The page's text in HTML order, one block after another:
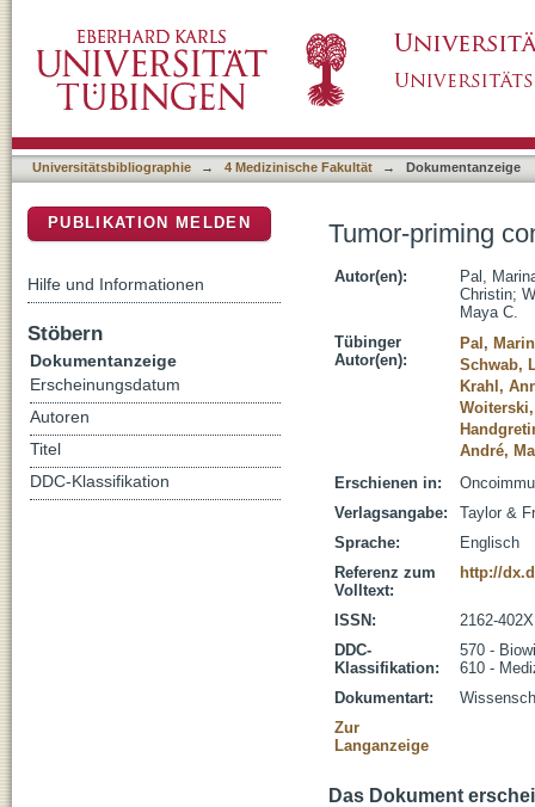
Universitätsbibliographie → 4 Medizinische Fakultät → Dokumentanzeige
Tumor-priming
Autor(en):
Pal,
Christin;
Maya C.
Tübinger
Autor(en):
Pal,
Schwab,
Krahl,
André,
Erschienen in:
Verlagsangabe:
Taylor &
Sprache:
Englisch
Referenz zum
Volltext:
http://
ISSN:
2162-402X
DDC-
Klassifikation:
570 -
610 -
Dokumentart:
Zur
Langanzeige
Das Dokument
PUBLIKATION MELDEN
Hilfe und Informationen
Stöbern
Dokumentanzeige
Erscheinungsdatum
Autoren
Titel
DDC-Klassifikation